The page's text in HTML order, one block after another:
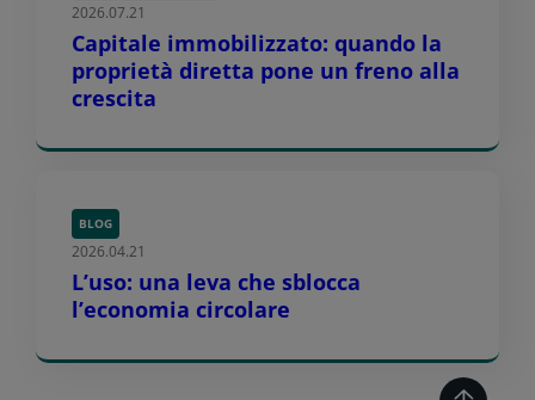
2026.07.21
Capitale immobilizzato: quando la
proprietà diretta pone un freno alla
crescita
BLOG
2026.04.21
L’uso: una leva che sblocca
l’economia circolare